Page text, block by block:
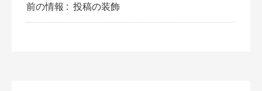
前の情報 : 投稿の装飾